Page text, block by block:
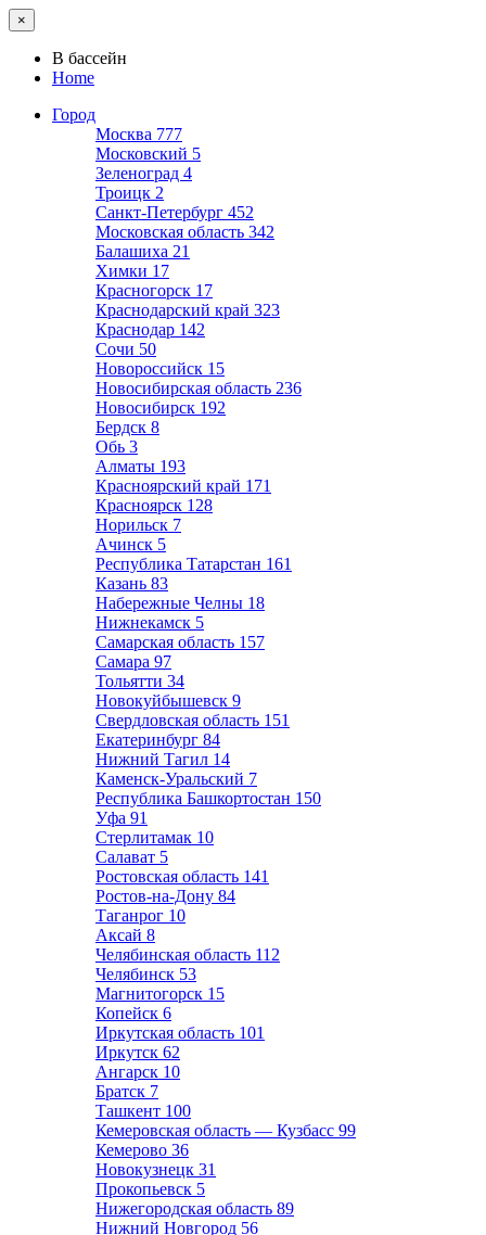
×
В бассейн
Home
Город
Москва 777
Московский 5
Зеленоград 4
Троицк 2
Санкт-Петербург 452
Московская область 342
Балашиха 21
Химки 17
Красногорск 17
Краснодарский край 323
Краснодар 142
Сочи 50
Новороссийск 15
Новосибирская область 236
Новосибирск 192
Бердск 8
Обь 3
Алматы 193
Красноярский край 171
Красноярск 128
Норильск 7
Ачинск 5
Республика Татарстан 161
Казань 83
Набережные Челны 18
Нижнекамск 5
Самарская область 157
Самара 97
Тольятти 34
Новокуйбышевск 9
Свердловская область 151
Екатеринбург 84
Нижний Тагил 14
Каменск-Уральский 7
Республика Башкортостан 150
Уфа 91
Стерлитамак 10
Салават 5
Ростовская область 141
Ростов-на-Дону 84
Таганрог 10
Аксай 8
Челябинская область 112
Челябинск 53
Магнитогорск 15
Копейск 6
Иркутская область 101
Иркутск 62
Ангарск 10
Братск 7
Ташкент 100
Кемеровская область — Кузбасс 99
Кемерово 36
Новокузнецк 31
Прокопьевск 5
Нижегородская область 89
Нижний Новгород 56